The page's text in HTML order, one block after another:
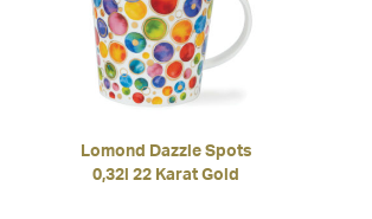
Lomond Dazzle Spots
0,32l 22 Karat Gold